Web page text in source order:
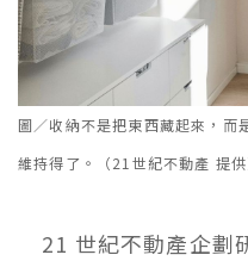
圖／收納不是把東西藏起來，而
維持得了。（21世紀不動產 提供
21 世紀不動產企劃